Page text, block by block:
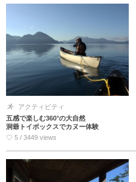
開催や世界ジオパークとしても有名な洞
覧船クルーズやカヌー体験も楽しめます
る牧場、定番和菓子の本店やお土産情報
アクティビティ
五感で楽しむ360°の大自然
洞爺トイボックスでカヌー体験
♡ 5 / 3449 views